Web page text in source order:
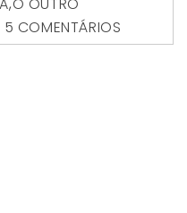
,O OUTRO
5 COMENTÁRIOS